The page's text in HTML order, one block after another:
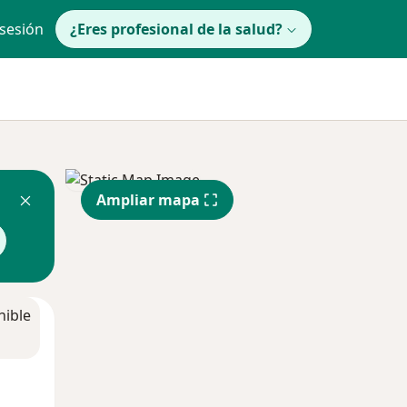
¿Eres profesional de la salud?
Ampliar mapa